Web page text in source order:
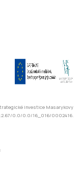
investice Masarykovy
0.0/0.0/16_016/0002416.